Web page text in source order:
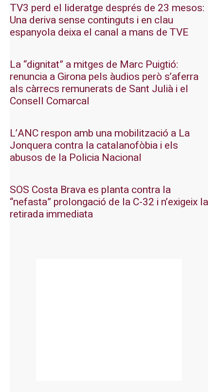
TV3 perd el lideratge després de 23 mesos:
Una deriva sense continguts i en clau
espanyola deixa el canal a mans de TVE
La “dignitat” a mitges de Marc Puigtió:
renuncia a Girona pels àudios però s’aferra
als càrrecs remunerats de Sant Julià i el
Consell Comarcal
L’ANC respon amb una mobilització a La
Jonquera contra la catalanofòbia i els
abusos de la Policia Nacional
SOS Costa Brava es planta contra la
“nefasta” prolongació de la C-32 i n’exigeix la
retirada immediata